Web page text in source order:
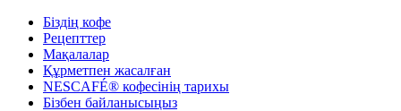
Біздің кофе
Рецепттер
Мақалалар
Құрметпен жасалған
NESCAFÉ® кофесінің тарихы
Бізбен байланысыңыз